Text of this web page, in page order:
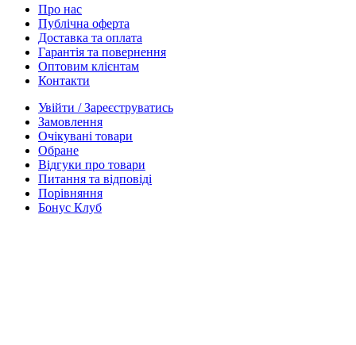
Про нас
Публічна оферта
Доставка та оплата
Гарантія та повернення
Оптовим клієнтам
Контакти
Увійти / Зареєструватись
Замовлення
Очікувані товари
Обране
Відгуки про товари
Питання та відповіді
Порівняння
Бонус Клуб